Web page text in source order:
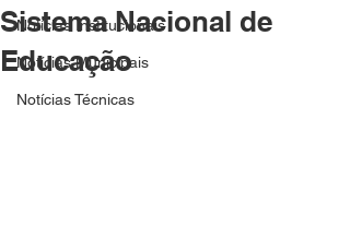
Notícias Institucionais
Notícias Municipais
Notícias Técnicas
Sistema Nacional de
Educação